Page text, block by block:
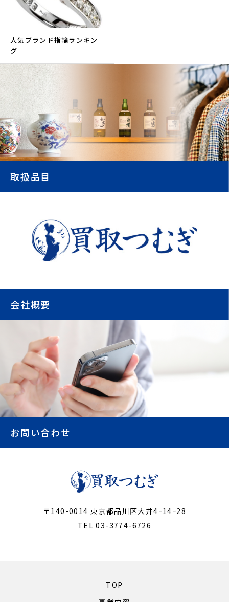
人気ブランド指輪ランキン
グ
取扱品目
会社概要
お問い合わせ
〒140-0014 東京都品川区大井4ｰ14ｰ28
TEL 03-3774-6726
TOP